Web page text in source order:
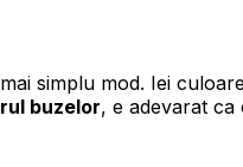
simplu mod. Iei
buzelor, e adevarat